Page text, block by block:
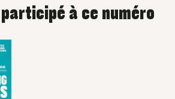
à ce numéro